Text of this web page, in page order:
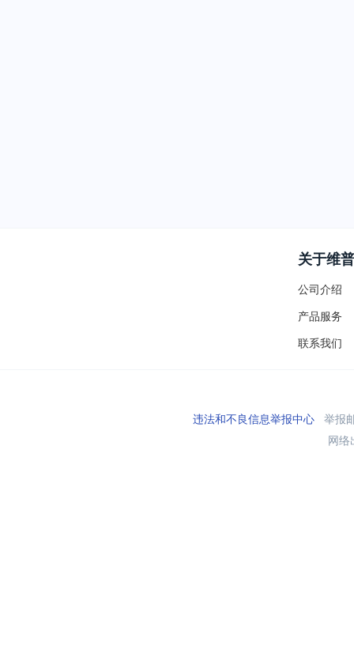
关于维普
公司介绍
产品服务
联系我们
违法和不良信息举报中心举报
网